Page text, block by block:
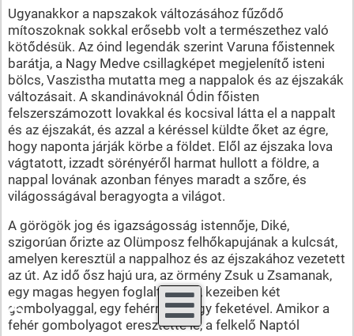
Ugyanakkor a napszakok változásához fűződő
mítoszoknak sokkal erősebb volt a természethez való
kötődésük. Az óind legendák szerint Varuna főistennek
barátja, a Nagy Medve csillagképet megjelenítő isteni
bölcs, Vaszistha mutatta meg a nappalok és az éjszakák
változásait. A skandinávoknál Ódin főisten
felszerszámozott lovakkal és kocsival látta el a nappalt
és az éjszakát, és azzal a kéréssel küldte őket az égre,
hogy naponta járják körbe a földet. Elől az éjszaka lova
vágtatott, izzadt sörényéről harmat hullott a földre, a
nappal lovának azonban fényes maradt a szőre, és
világosságával beragyogta a világot.
A görögök jog és igazságosság istennője, Diké,
szigorúan őrizte az Olümposz felhőkapujának a kulcsát,
amelyen keresztül a nappalhoz és az éjszakához vezetett
az út. Az idő ősz hajú ura, az örmény Zsuk u Zsamanak,
egy magas hegyen foglalt helyet, kezeiben két
gombolyaggal, egy fehérrel és egy feketével. Amikor a
fehér gombolyagot eresztette le, a felkelő Naptól